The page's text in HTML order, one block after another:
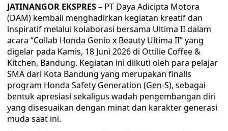
JATINANGOR EKSPRES– PT Daya Adicipta Motora
(DAM) kembali menghadirkan kegiatan kreatif dan
inspiratif melalui kolaborasi bersama Ultima II dalam
acara “Collab Honda Genio x Beauty Ultima II” yang
digelar pada Kamis, 18 Juni 2026 di Ottilie Coffee &
Kitchen, Bandung. Kegiatan ini diikuti oleh para pelajar
SMA dari Kota Bandung yang merupakan finalis
program Honda Safety Generation (Gen-S), sebagai
bentuk apresiasi sekaligus wadah pengembangan diri
yang disesuaikan dengan minat dan karakter generasi
muda saat ini.